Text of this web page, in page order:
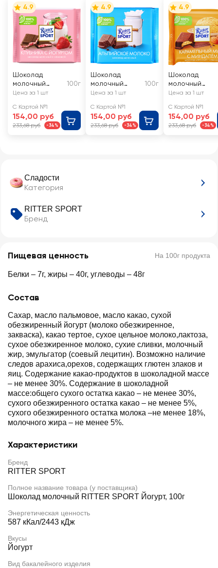
Сладости
Категория
RITTER SPORT
Бренд
Пищевая ценность На 100г продукта
Белки – 7г, жиры – 40г, углеводы – 48г
Состав
Сахар, масло пальмовое, масло какао, сухой
обезжиренный йогурт (молоко обезжиренное,
закваска), какао тертое, сухое цельное молоко,лактоза,
сухое обезжиренное молоко, сухие сливки, молочный
жир, эмульгатор (соевый лецитин). Возможно наличие
следов арахиса,орехов, содержащих глютен злаков и
яиц. Содержание какао-продуктов в шоколадной массе
– не менее 30%. Содержание в шоколадной
массе:общего сухого остатка какао – не менее 30%,
сухого обезжиренного остатка какао – не менее 5%,
сухого обезжиренного остатка молока –не менее 18%,
молочного жира – не менее 5%.
Характеристики
Бренд
RITTER SPORT
Полное название товара (у поставщика)
Шоколад молочный RITTER SPORT Йогурт, 100г
Энергетическая ценность
587 кКал/2443 кДж
Вкусы
Йогурт
Вид бакалейного изделия
4.9
Шоколад
молочный
RITTER SPORT
йогуртом
100г
Цена за 1 шт
С Картой №1
154,00 руб
233,68 руб -34%
4.9
Шоколад
молочный
RITTER SPORT
молоко
100г
Цена за 1 шт
С Картой №1
154,00 руб
233,68 руб -34%
4.9
Шоколад
молочный
RITTER SPORT
мусс с
миндалем
Цена за 1 шт
С Картой №1
154,00 руб
233,68 руб -34%